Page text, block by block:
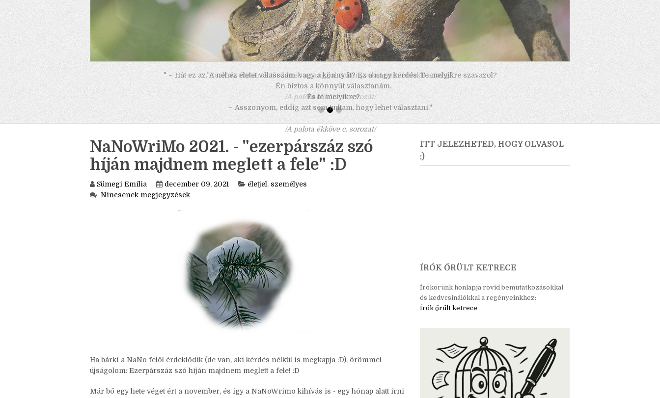
" – Hát ez az. A nehéz életet válasszam, vagy a könnyűt? Ez a nagy kérdés. Te melyikre szavazol?
– Én biztos a könnyűt választanám.
– És te melyikre?
– Asszonyom, eddig azt sem tudtam, hogy lehet választani."
/A palota ékköve c. sorozat/
NaNoWriMo 2021. - "ezerpárszáz szó
híján majdnem meglett a fele" :D
Ha bárki a NaNo felől érdeklődik (de van, aki kérdés nélkül is megkapja :D), örömmel
ÍRÓK ŐRÜLT KETRECE